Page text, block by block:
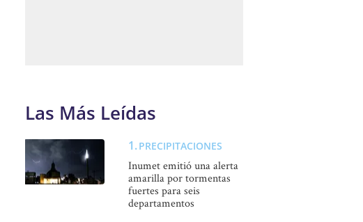
Las Más Leídas
PRECIPITACIONES
Inumet emitió una alerta
amarilla por tormentas
fuertes para seis
departamentos